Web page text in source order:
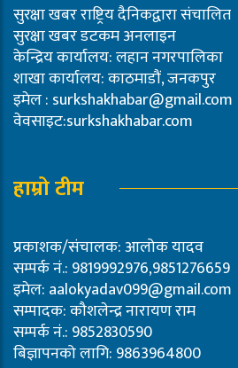
सुरक्षा खबर राष्ट्रिय दैनिकद्वारा संचालित
सुरक्षा खबर डटकम अनलाइन
केन्द्रिय कार्यालय: लहान नगरपालिका
शाखा कार्यालय: काठमाडौं, जनकपुर
इमेल : surkshakhabar@gmail.com
वेवसाइट:surkshakhabar.com
हाम्रो टीम
प्रकाशक/संचालक: आलोक यादव
सम्पर्क नं.: 9819992976,9851276659
इमेल: aalokyadav099@gmail.com
सम्पादक: कौशलेन्द्र नारायण राम
सम्पर्क नं.: 9852830590
बिज्ञापनको लागि: 9863964800